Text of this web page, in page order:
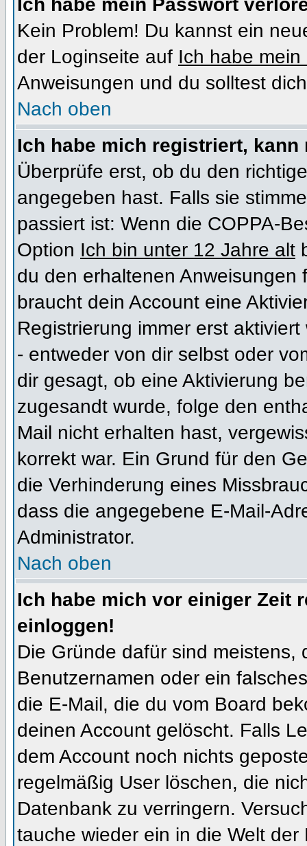
Kein Problem! Du kannst ein
der Loginseite auf Ich habe
Anweisungen und du solltest
Nach oben
Ich habe mich registriert,
Überprüfe erst, ob du den
angegeben hast. Falls sie
passiert ist: Wenn die COPPA-
Option Ich bin unter 12 Jahre alt
du den erhaltenen
braucht dein Account eine
Registrierung immer erst
- entweder von dir selbst oder
dir gesagt, ob eine Aktivierung
zugesandt wurde, folge den
Mail nicht erhalten hast,
korrekt war. Ein Grund für den
die Verhinderung eines
dass die angegebene E-Mail-
Administrator.
Nach oben
Ich habe mich vor einiger Zeit
einloggen!
Die Gründe dafür sind
Benutzernamen oder ein
die E-Mail, die du vom Board
deinen Account gelöscht. Falls
dem Account noch nichts
regelmäßig User löschen, die
Datenbank zu verringern.
tauche wieder ein in die Welt der